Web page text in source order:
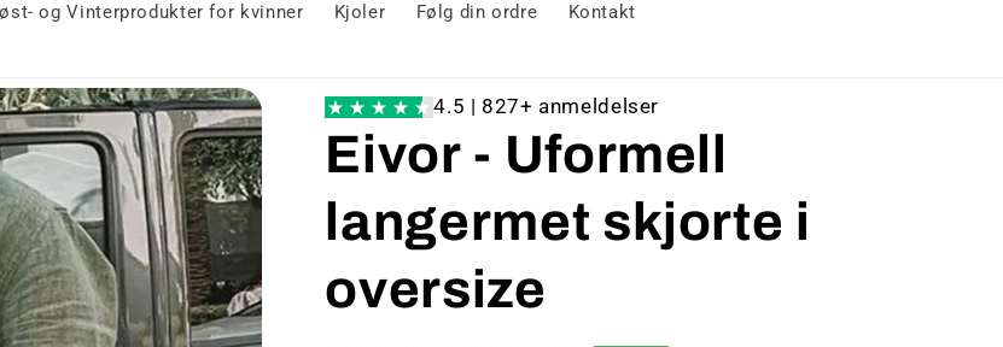
og Vinterprodukter for kvinner Kjoler Følg din ordre Kontakt
4.5 | 827+ anmeldelser
Eivor - Uformell
langermet skjorte i
oversize